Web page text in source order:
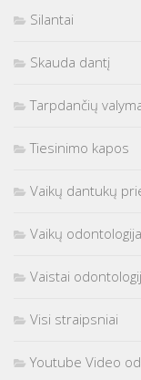
Silantai
Skauda dantį
Tarpdančių
Tiesinimo kapos
Vaikų dantukų
Vaikų odontologija
Vaistai
Visi straipsniai
Youtube Video